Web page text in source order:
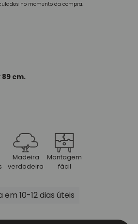
no momento da compra.
89 cm.
Madeira
verdadeira
Montagem
fácil
10-12 dias úteis